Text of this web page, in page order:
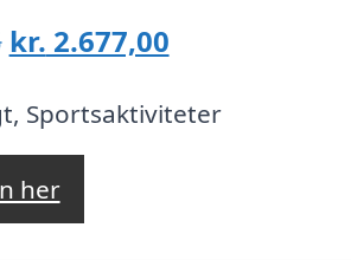
Den
pris
var:
kr. 4.175,45.
kr. 2.677,00Den
pris
Sportsaktiviteter
her